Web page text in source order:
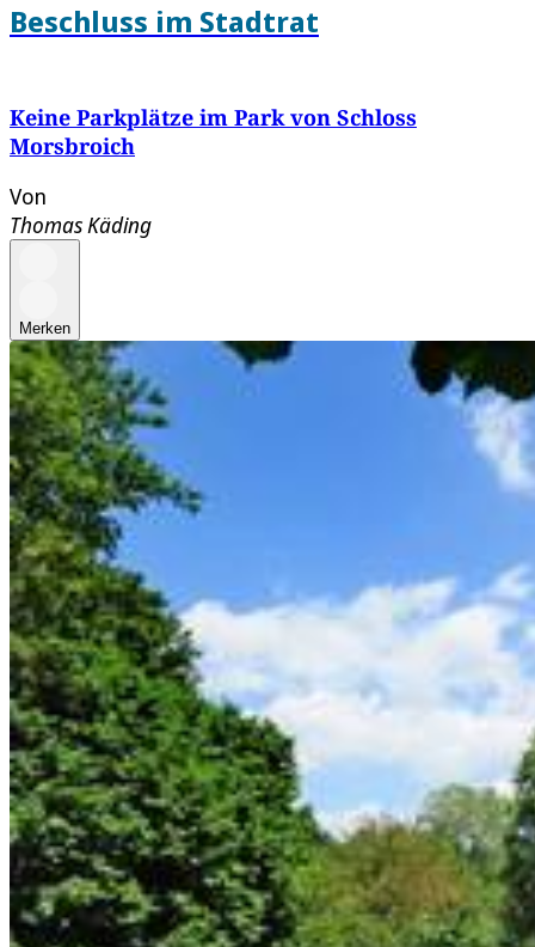
Beschluss im Stadtrat
Keine Parkplätze im Park von Schloss
Morsbroich
Von
Thomas Käding
Merken